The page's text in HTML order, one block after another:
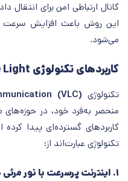
کانال ارتباطی امن برای
این روش باعث افزایش سرعت
می‌شود.
کاربردهای تکنولوژی Visible Light
تکنولوژی (VLC)
منحصر به‌فرد خود، در حوزه‌های
کاربردهای گسترده‌ای پیدا
تکنولوژی عبارت‌اند از:
۱. اینترنت پرسرعت با نور مرئی در محیط‌های داخلی